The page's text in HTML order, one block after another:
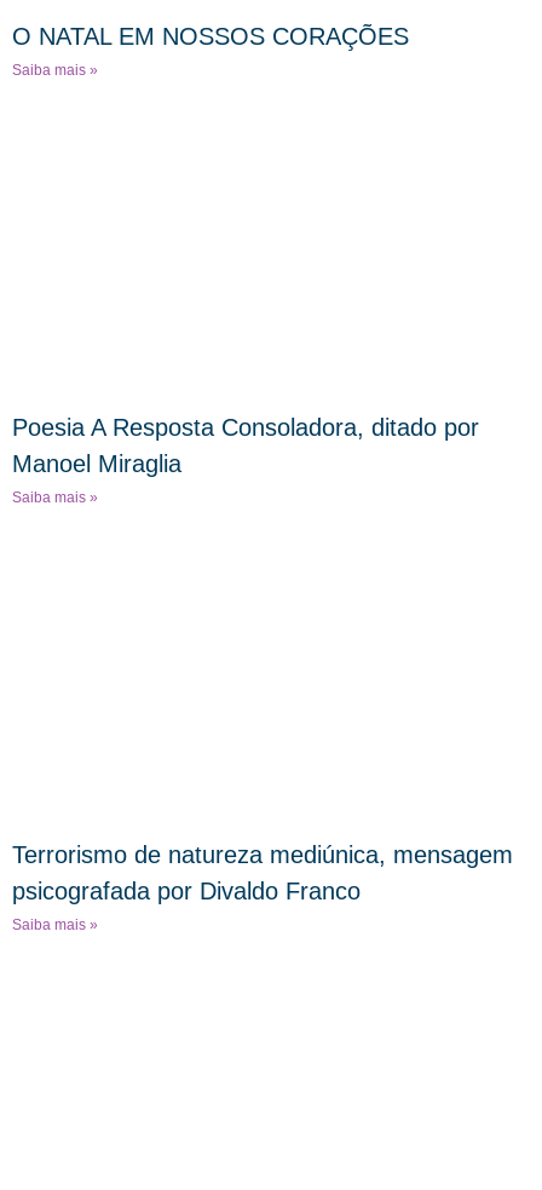
O NATAL EM NOSSOS CORAÇÕES
Saiba mais »
Poesia A Resposta Consoladora, ditado por
Manoel Miraglia
Saiba mais »
Terrorismo de natureza mediúnica, mensagem
psicografada por Divaldo Franco
Saiba mais »